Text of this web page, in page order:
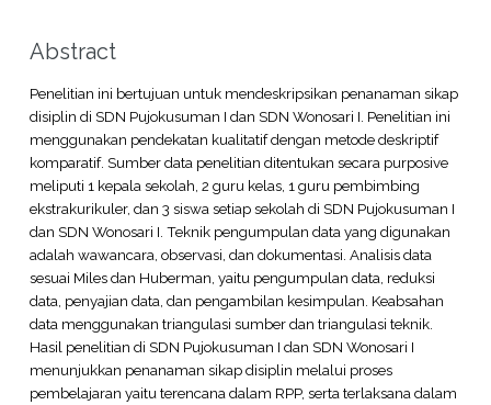
Abstract
Penelitian ini bertujuan untuk mendeskripsikan penanaman sikap
disiplin di SDN Pujokusuman I dan SDN Wonosari I. Penelitian ini
menggunakan pendekatan kualitatif dengan metode deskriptif
komparatif. Sumber data penelitian ditentukan secara purposive
meliputi 1 kepala sekolah, 2 guru kelas, 1 guru pembimbing
ekstrakurikuler, dan 3 siswa setiap sekolah di SDN Pujokusuman I
dan SDN Wonosari I. Teknik pengumpulan data yang digunakan
adalah wawancara, observasi, dan dokumentasi. Analisis data
sesuai Miles dan Huberman, yaitu pengumpulan data, reduksi
data, penyajian data, dan pengambilan kesimpulan. Keabsahan
data menggunakan triangulasi sumber dan triangulasi teknik.
Hasil penelitian di SDN Pujokusuman I dan SDN Wonosari I
menunjukkan penanaman sikap disiplin melalui proses
pembelajaran yaitu terencana dalam RPP, serta terlaksana dalam